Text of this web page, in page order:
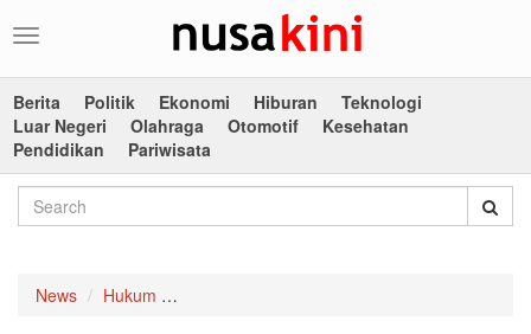
Toggle
Berita
Politik Ekonomi Hiburan
Teknologi
Luar Negeri
Olahraga Otomotif
Kesehatan
Pendidikan
Pariwisata
News Hukum